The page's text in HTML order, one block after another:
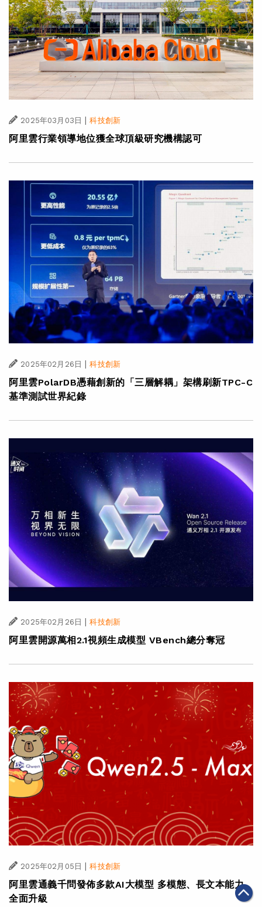
2025年03月03日 | 科技創新
阿里雲行業領導地位獲全球頂級研究機構認可
2025年02月26日 | 科技創新
阿里雲PolarDB憑藉創新的「三層解耦」架構刷新TPC-C
基準測試世界紀錄
2025年02月26日 科技創新
阿里雲開源萬相2.1視頻生成模型 VBench總分奪冠
2025年02月05日 | 科技創新
阿里雲通義千問發佈多款AI大模型 多模態、長文本能力
全面升級